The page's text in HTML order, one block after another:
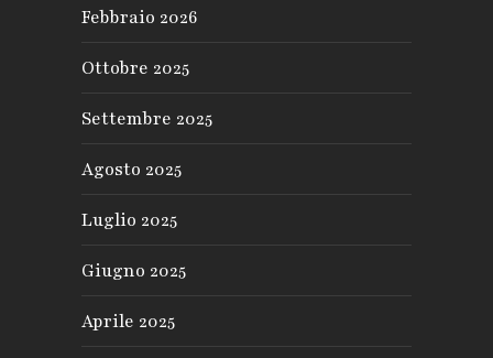
Febbraio 2026
Ottobre 2025
Settembre 2025
Agosto 2025
Luglio 2025
Giugno 2025
Aprile 2025